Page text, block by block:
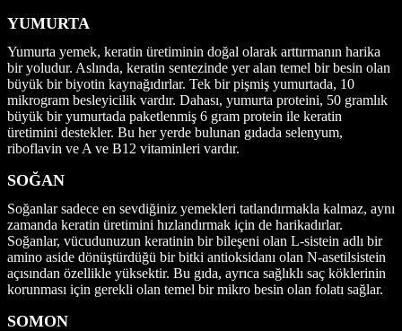
YUMURTA
Yumurta yemek, keratin üretiminin doğal olarak arttırmanın harika
bir yoludur. Aslında, keratin sentezinde yer alan temel bir besin olan
büyük bir biyotin kaynağıdırlar. Tek bir pişmiş yumurtada, 10
mikrogram besleyicilik vardır. Dahası, yumurta proteini, 50 gramlık
büyük bir yumurtada paketlenmiş 6 gram protein ile keratin
üretimini destekler. Bu her yerde bulunan gıdada selenyum,
riboflavin ve A ve B12 vitaminleri vardır.
SOĞAN
Soğanlar sadece en sevdiğiniz yemekleri tatlandırmakla kalmaz, aynı
zamanda keratin üretimini hızlandırmak için de harikadırlar.
Soğanlar, vücudunuzun keratinin bir bileşeni olan L-sistein adlı bir
amino aside dönüştürdüğü bir bitki antioksidanı olan N-asetilsistein
açısından özellikle yüksektir. Bu gıda, ayrıca sağlıklı saç köklerinin
korunması için gerekli olan temel bir mikro besin olan folatı sağlar.
SOMON